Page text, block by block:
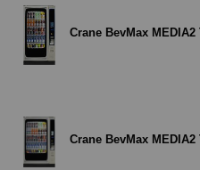
Crane BevMax
Crane BevMax